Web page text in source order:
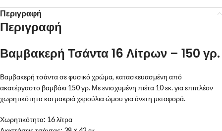
Περιγραφή
Περιγραφή
Βαμβακερή Τσάντα 16 Λίτρων – 150 γρ.
Βαμβακερή τσάντα σε φυσικό χρώμα, κατασκευασμένη από
ακατέργαστο βαμβάκι 150 γρ. Με ενισχυμένη πιέτα 10 εκ. για επιπλέον
χωρητικότητα και μακριά χερούλια ώμου για άνετη μεταφορά.
Χωρητικότητα: 16 λίτρα